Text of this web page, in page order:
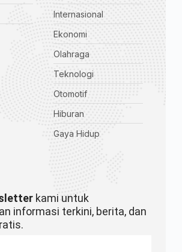
Internasional
Ekonomi
Olahraga
Teknologi
Otomotif
Hiburan
Gaya Hidup
kami untuk
informasi terkini, berita, dan